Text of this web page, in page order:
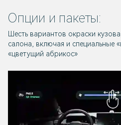
Опции и пакеты:
Шесть вариантов окраски
салона, включая и специальные
«цветущий абрикос»